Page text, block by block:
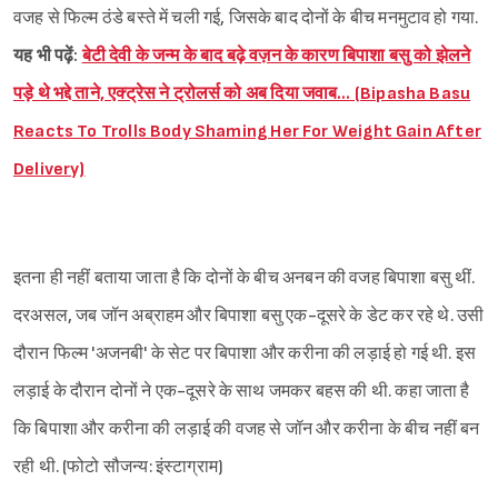
वजह से फिल्म ठंडे बस्ते में चली गई, जिसके बाद दोनों के बीच मनमुटाव हो गया.
यह भी पढ़ें:बेटी देवी के जन्म के बाद बढ़े वज़न के कारण बिपाशा बसु को झेलने
पड़े थे भद्दे ताने, एक्ट्रेस ने ट्रोलर्स को अब दिया जवाब… (Bipasha Basu
Reacts To Trolls Body Shaming Her For Weight Gain After
Delivery)
इतना ही नहीं बताया जाता है कि दोनों के बीच अनबन की वजह बिपाशा बसु थीं.
दरअसल, जब जॉन अब्राहम और बिपाशा बसु एक-दूसरे के डेट कर रहे थे. उसी
दौरान फिल्म 'अजनबी' के सेट पर बिपाशा और करीना की लड़ाई हो गई थी. इस
लड़ाई के दौरान दोनों ने एक-दूसरे के साथ जमकर बहस की थी. कहा जाता है
कि बिपाशा और करीना की लड़ाई की वजह से जॉन और करीना के बीच नहीं बन
रही थी. (फोटो सौजन्य: इंस्टाग्राम)